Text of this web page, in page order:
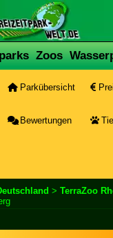
Zoos
Parkübersicht
Bewertungen
> TerraZoo